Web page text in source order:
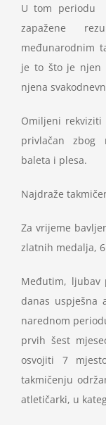
U tom periodu
zapažene
međunarodnim
je to što je njen
njena
Omiljeni
privlačan zbog
baleta i plesa.
Najdraže
Za vrijeme
zlatnih medalja,
Međutim, ljubav
danas uspješna
narednom
prvih šest
osvojiti 7
takmičenju
atletičarki, u